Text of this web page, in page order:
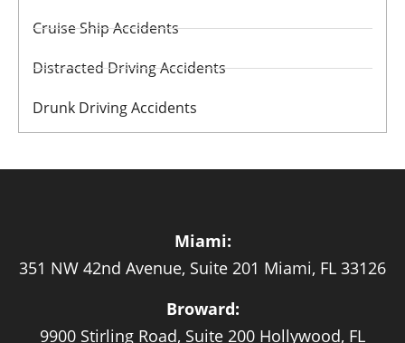
Cruise Ship Accidents
Distracted Driving Accidents
Drunk Driving Accidents
Miami:
351 NW 42nd Avenue, Suite 201 Miami, FL 33126
Broward:
9900 Stirling Road, Suite 200 Hollywood, FL